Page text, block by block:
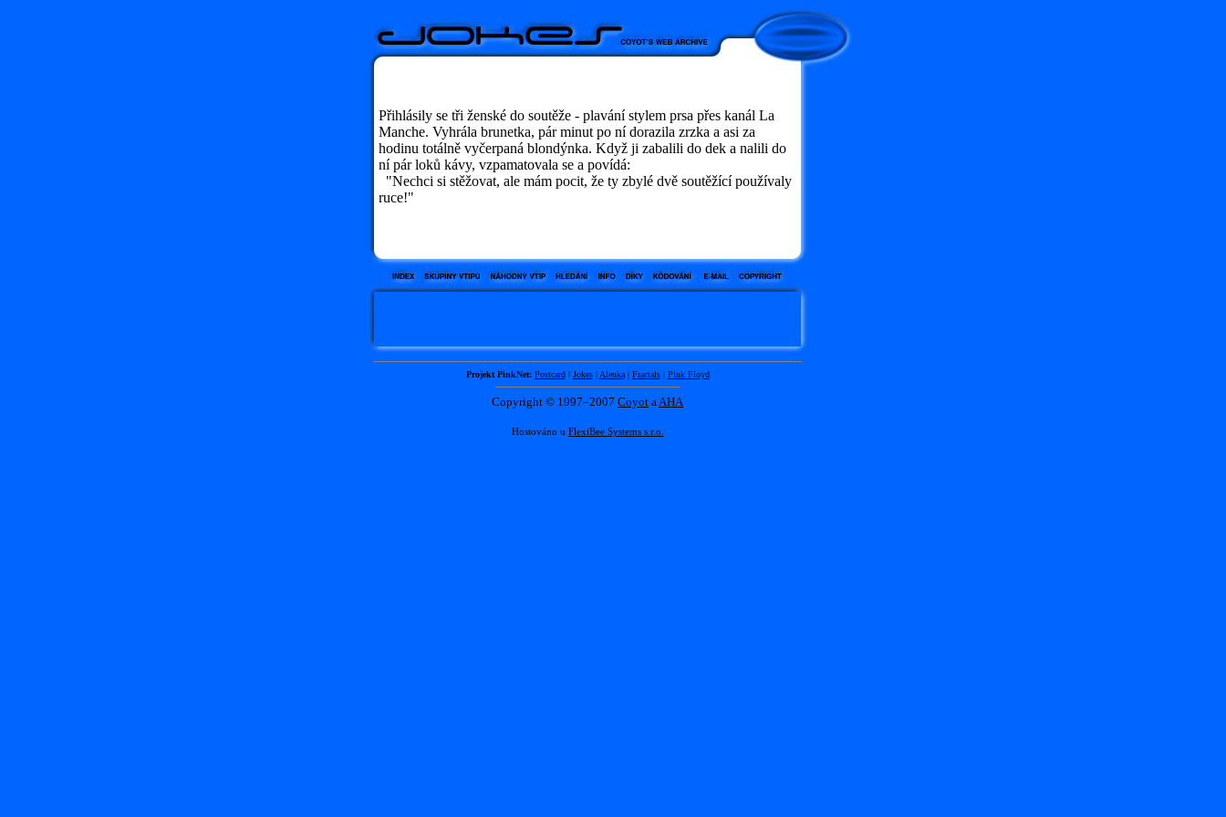
Přihlásily se tři ženské do soutěže - plavání stylem prsa přes kanál La
Manche. Vyhrála brunetka, pár minut po ní dorazila zrzka a asi za
hodinu totálně vyčerpaná blondýnka. Když ji zabalili do dek a nalili do
ní pár loků kávy, vzpamatovala se a povídá:
"Nechci si stěžovat, ale mám pocit, že ty zbylé dvě soutěžící používaly
ruce!"
Projekt PinkNet: Postcard| Jokes| Alenka| Fractals| Pink Floyd
Copyright © 1997–2007 Coyot aAHA
Hostováno u FlexiBee Systems s.r.o.